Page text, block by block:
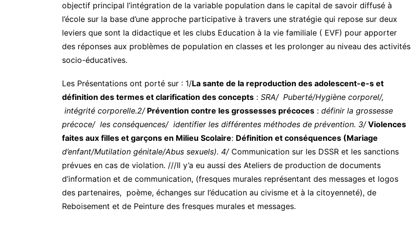
objectif principal l’intégration de la variable population dans le capital de savoir diffusé à
l’école sur la base d’une approche participative à travers une stratégie qui repose sur deux
leviers que sont la didactique et les clubs Education à la vie familiale ( EVF) pour apporter
des réponses aux problèmes de population en classes et les prolonger au niveau des activités
socio-éducatives.
Les Présentations ont porté sur : 1/La sante de la reproduction des adolescent-e-s et
définition des termes et clarification des concepts : SRA/ Puberté/Hygiène corporel/,
intégrité corporelle.2/Prévention contre les grossesses précoces : définir la grossesse
précoce/ les conséquences/ identifier les différentes méthodes de prévention. 3/Violences
faites aux filles et garçons en Milieu Scolaire: Définition et conséquences (Mariage
d’enfant/Mutilation génitale/Abus sexuels). 4/ Communication sur les DSSR et les sanctions
prévues en cas de violation. ///Il y’a eu aussi des Ateliers de production de documents
d’information et de communication, (fresques murales représentant des messages et logos
des partenaires, poème, échanges sur l’éducation au civisme et à la citoyenneté), de
Reboisement et de Peinture des fresques murales et messages.